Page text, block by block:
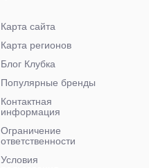
Карта сайта
Карта регионов
Блог Клубка
Популярные бренды
Контактная
информация
Ограничение
ответственности
Условия